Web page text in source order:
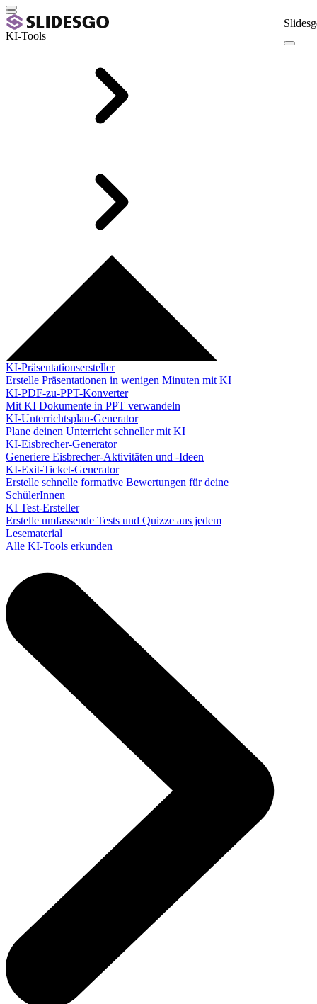
KI-Tools
KI-Präsentationsersteller
Erstelle Präsentationen in wenigen Minuten mit KI
KI-PDF-zu-PPT-Konverter
Mit KI Dokumente in PPT verwandeln
KI-Unterrichtsplan-Generator
Plane deinen Unterricht schneller mit KI
KI-Eisbrecher-Generator
Generiere Eisbrecher-Aktivitäten und -Ideen
KI-Exit-Ticket-Generator
Erstelle schnelle formative Bewertungen für deine
SchülerInnen
KI Test-Ersteller
Erstelle umfassende Tests und Quizze aus jedem
Lesematerial
Alle KI-Tools erkunden